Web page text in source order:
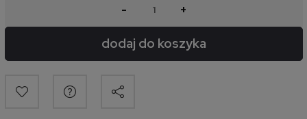
- +
dodaj do koszyka